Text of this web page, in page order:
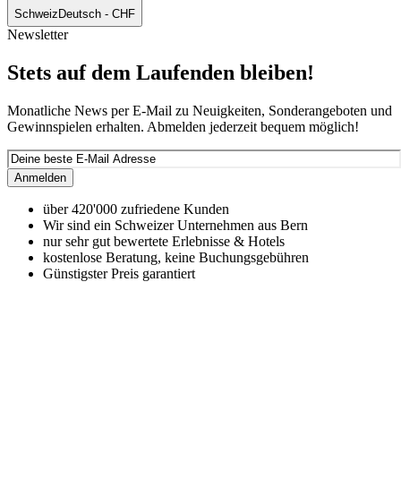
Schweiz Deutsch - CHF
Newsletter
Stets auf dem Laufenden bleiben!
Monatliche News per E-Mail zu Neuigkeiten, Sonderangeboten und
Gewinnspielen erhalten. Abmelden jederzeit bequem möglich!
Anmelden
über 420'000 zufriedene Kunden
Wir sind ein Schweizer Unternehmen aus Bern
nur sehr gut bewertete Erlebnisse & Hotels
kostenlose Beratung, keine Buchungsgebühren
Günstigster Preis garantiert